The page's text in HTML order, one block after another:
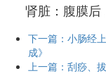
肾脏：腹膜后
下一篇：小肠经
成》
上一篇：刮痧、